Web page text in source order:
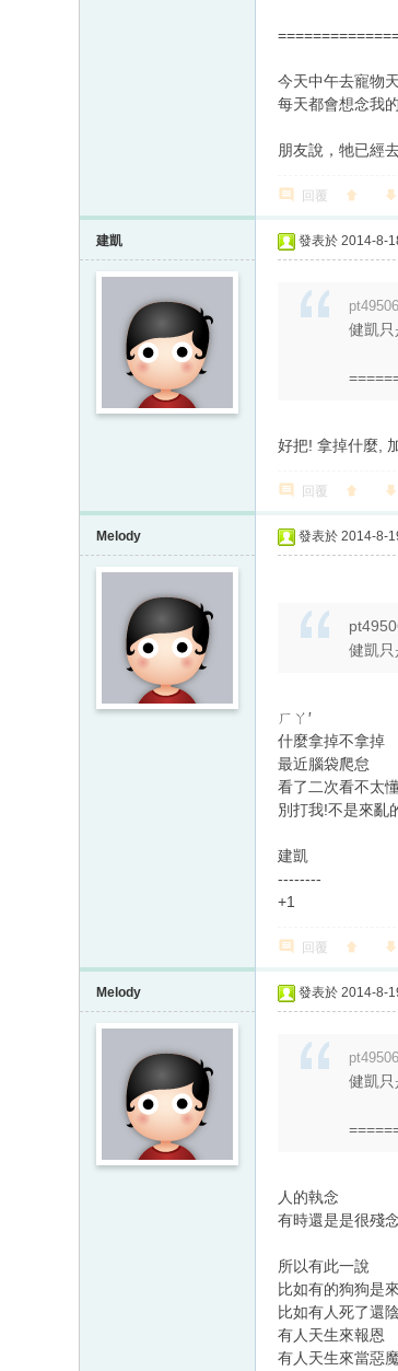
今天中午去寵物
每天都會想念我
朋友說，牠已經
回覆
建凱 發表於 2014-8-
健凱
好把! 拿掉什麼,
回覆
Melody 發表於 2014-8-
健凱
ㄏㄚ′
什麼拿掉不拿掉
最近腦袋爬怠
看了二次看不太
別打我!不是來亂
建凱
--------
+1
回覆
Melody 發表於 2014-8-
健凱
人的執念
有時還是是很殘
所以有此一說
比如有的狗狗是
比如有人死了還
有人天生來報恩
有人天生來當惡